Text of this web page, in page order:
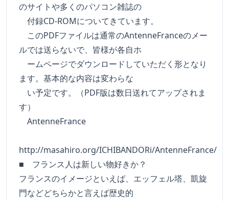
のサイトや多くのパソコン雑誌の
付録CD-ROMについてきています。
このPDFファイルは通常のAntenneFranceのメー
ルでは送らないで、皆様が各自ホ
ームページでダウンロードしていただく形となり
ます。基本的な内容は変わらな
い予定です。（PDF版は数日送れてアップされま
す）
AntenneFrance
http://masahiro.org/ICHIBANDORi/AntenneFrance/
■ フランス人は新しい物好きか？
フランスのイメージといえば、エッフェル塔、凱旋
門などどちらかと言えば歴史的